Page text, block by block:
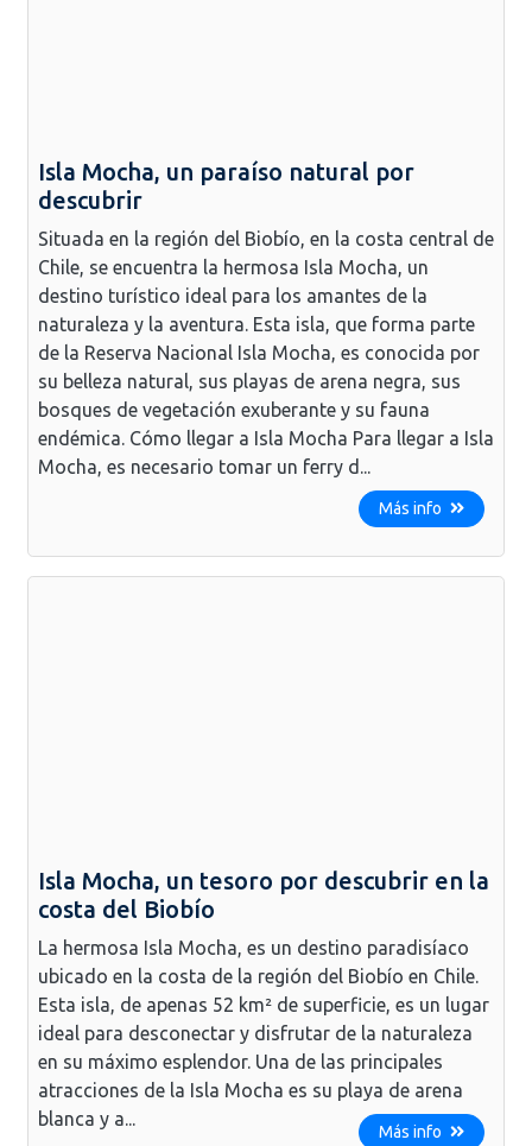
Isla Mocha, un paraíso natural por
descubrir
Situada en la región del Biobío, en la costa central de
Chile, se encuentra la hermosa Isla Mocha, un
destino turístico ideal para los amantes de la
naturaleza y la aventura. Esta isla, que forma parte
de la Reserva Nacional Isla Mocha, es conocida por
su belleza natural, sus playas de arena negra, sus
bosques de vegetación exuberante y su fauna
endémica. Cómo llegar a Isla Mocha Para llegar a Isla
Mocha, es necesario tomar un ferry d...
Más info
Isla Mocha, un tesoro por descubrir en la
costa del Biobío
La hermosa Isla Mocha, es un destino paradisíaco
ubicado en la costa de la región del Biobío en Chile.
Esta isla, de apenas 52 km² de superficie, es un lugar
ideal para desconectar y disfrutar de la naturaleza
en su máximo esplendor. Una de las principales
atracciones de la Isla Mocha es su playa de arena
blanca y a...
Más info